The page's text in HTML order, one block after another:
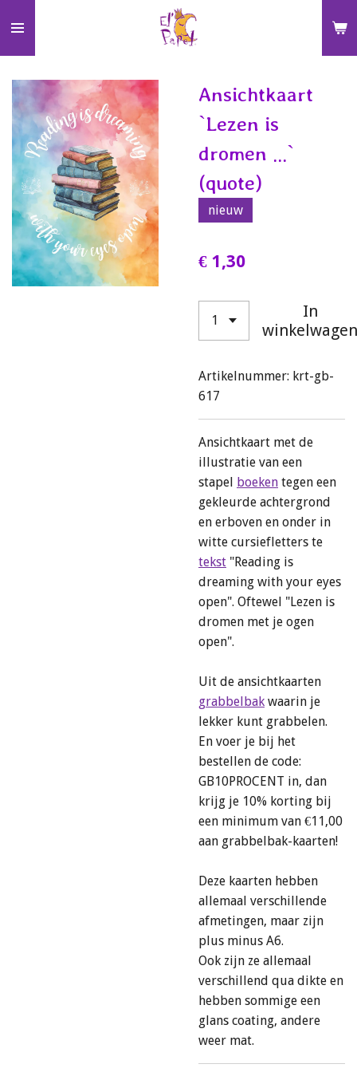
direct
naar
de
hoofdinhoud
Ansichtkaart
`Lezen is
dromen ...`
(quote)
nieuw
€ 1,30
In
winkelwagen
Artikelnummer: krt-gb-
617
Ansichtkaart met de
illustratie van een
stapel boeken tegen een
gekleurde achtergrond
en erboven en onder in
witte cursiefletters te
tekst "Reading is
dreaming with your eyes
open". Oftewel "Lezen is
dromen met je ogen
open".
Uit de ansichtkaarten
grabbelbak waarin je
lekker kunt grabbelen.
En voer je bij het
bestellen de code:
GB10PROCENT in, dan
krijg je 10% korting bij
een minimum van €11,00
aan grabbelbak-kaarten!
Deze kaarten hebben
allemaal verschillende
afmetingen, maar zijn
plus minus A6.
Ook zijn ze allemaal
verschillend qua dikte en
hebben sommige een
glans coating, andere
weer mat.